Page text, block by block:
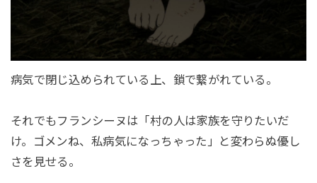
病気で閉じ込められている上、鎖で繋がれている。
それでもフランシーヌは「村の人は家族を守りたいだ
け。ゴメンね、私病気になっちゃった」と変わらぬ優し
さを見せる。